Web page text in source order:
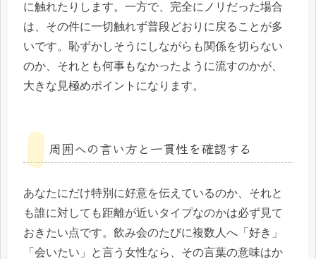
に触れたりします。一方で、完全にノリだった場合
は、その件に一切触れず普段どおりに戻ることが多
いです。恥ずかしそうにしながらも関係を切らない
のか、それとも何事もなかったように流すのかが、
大きな見極めポイントになります。
周囲への言い方と一貫性を確認する
あなたにだけ特別に好意を伝えているのか、それと
も誰に対しても距離が近いタイプなのかは必ず見て
おきたい点です。飲み会のたびに複数人へ「好き」
「会いたい」と言う女性なら、その言葉の意味はか